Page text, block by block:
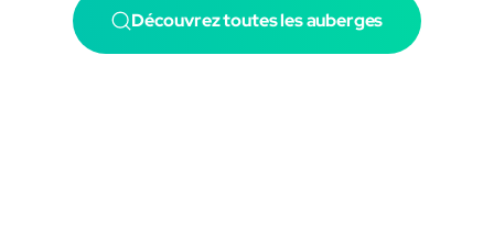
Découvrez toutes les auberges